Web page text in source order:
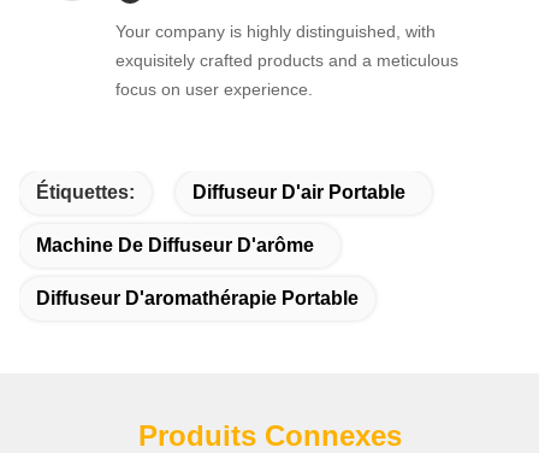
Your company is highly distinguished, with
exquisitely crafted products and a meticulous
focus on user experience.
Étiquettes: Diffuseur D'air Portable
Machine De Diffuseur D'arôme
Diffuseur D'aromathérapie Portable
Produits Connexes